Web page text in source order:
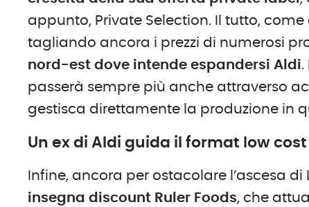
appunto, Private Selection. Il tutto,
tagliando ancora i prezzi di numerosi
nord-est dove intende espandersi Aldi.
passerà sempre più anche attraverso
gestisca direttamente la produzione in
Un ex di Aldi guida il format low cost
Infine, ancora per ostacolare l’ascesa di
insegna discount Ruler Foods, che